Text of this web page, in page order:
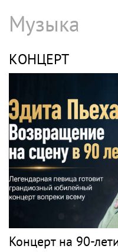
Музыка
КОНЦЕРТ
Концерт на 90-